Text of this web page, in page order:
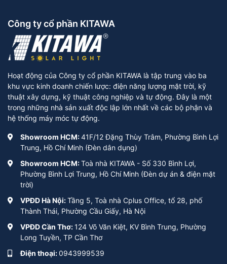
Công ty cổ phần KITAWA
Hoạt động của Công ty cổ phần KITAWA là tập trung vào ba
khu vực kinh doanh chiến lược: điện năng lượng mặt trời, kỹ
thuật xây dựng, kỹ thuật công nghiệp và tự động. Đây là một
trong những nhà sản xuất độc lập lớn nhất về các bộ phận và
hệ thống máy móc tự động.
Showroom HCM:41F/12 Đặng Thùy Trâm, Phường Bình Lợi
Trung, Hồ Chí Minh (Đèn dân dụng)
Showroom HCM:Toà nhà KITAWA - Số 330 Bình Lợi,
Phường Bình Lợi Trung, Hồ Chí Minh (Đèn dự án & điện mặt
trời)
VPĐD Hà Nội:Tầng 5, Toà nhà Cplus Office, tổ 28, phố
Thành Thái, Phường Cầu Giấy, Hà Nội
VPĐD Cần Thơ:124 Võ Văn Kiệt, KV Bình Trung, Phường
Long Tuyền, TP Cần Thơ
Điện thoại:0943999539